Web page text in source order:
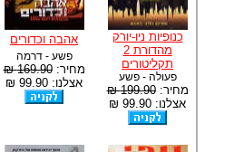
כנופיות ניו-יורק
מהדורת 2
תקליטורים
פעולה - פשע
מחיר:199.90 ₪
אצלנו: 99.90 ₪
אהבה וכדורים
פשע - דרמה
מחיר:169.90 ₪
אצלנו: 99.90 ₪